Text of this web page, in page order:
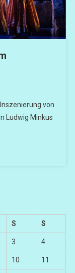
von
Ludwig Minkus
S S
3 4
10 11